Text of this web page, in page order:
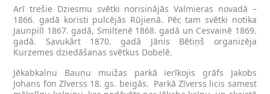
Arī trešie Dziesmu svētki norisinājās Valmieras novadā –
1866. gadā koristi pulcējās Rūjienā. Pēc tam svētki notika
Jaunpilī 1867. gadā, Smiltenē 1868. gadā un Cesvainē 1869.
gadā. Savukārt 1870. gadā Jānis Bētiņš organizēja
Kurzemes dziedāšanas svētkus Dobelē.
Jēkabkalnu Bauņu muižas parkā ierīkojis grāfs Jakobs
Johans fon Zīverss 18. gs. beigās. Parkā Zīverss licis samest